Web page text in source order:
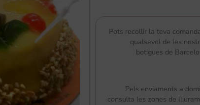
Pots recollir la teva
qualsevol de les
botigues de
Pels enviaments a
consulta les zones de